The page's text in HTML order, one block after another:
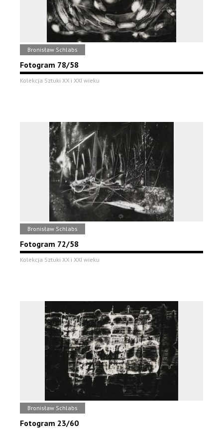
Bronisław Schlabs
Fotogram 78/58
Kolekcja Sztuki XX i XXI wieku
Bronisław Schlabs
Fotogram 72/58
Kolekcja Sztuki XX i XXI wieku
Bronisław Schlabs
Fotogram 23/60